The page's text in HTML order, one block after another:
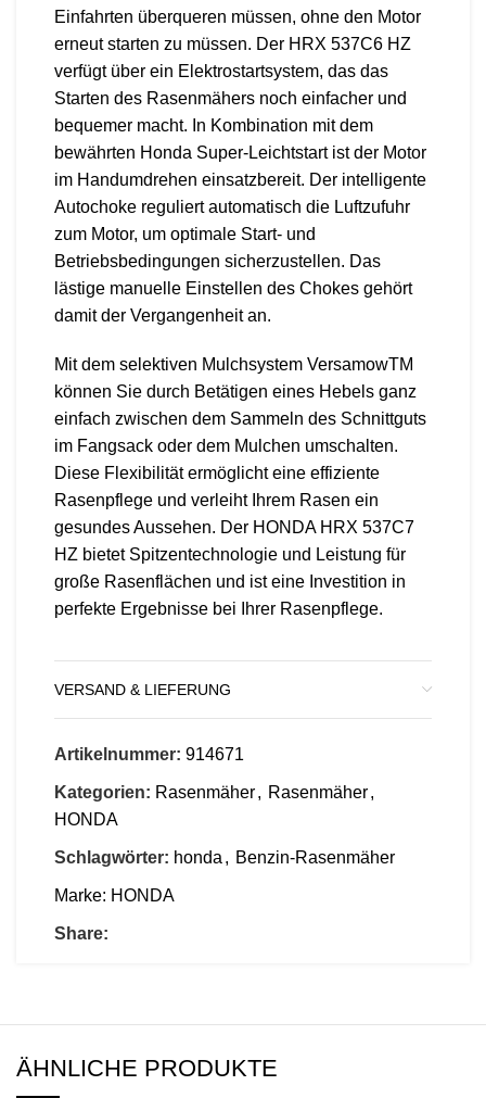
Einfahrten überqueren müssen, ohne den Motor
erneut starten zu müssen. Der HRX 537C6 HZ
verfügt über ein Elektrostartsystem, das das
Starten des Rasenmähers noch einfacher und
bequemer macht. In Kombination mit dem
bewährten Honda Super-Leichtstart ist der Motor
im Handumdrehen einsatzbereit. Der intelligente
Autochoke reguliert automatisch die Luftzufuhr
zum Motor, um optimale Start- und
Betriebsbedingungen sicherzustellen. Das
lästige manuelle Einstellen des Chokes gehört
damit der Vergangenheit an.
Mit dem selektiven Mulchsystem VersamowTM
können Sie durch Betätigen eines Hebels ganz
einfach zwischen dem Sammeln des Schnittguts
im Fangsack oder dem Mulchen umschalten.
Diese Flexibilität ermöglicht eine effiziente
Rasenpflege und verleiht Ihrem Rasen ein
gesundes Aussehen. Der HONDA HRX 537C7
HZ bietet Spitzentechnologie und Leistung für
große Rasenflächen und ist eine Investition in
perfekte Ergebnisse bei Ihrer Rasenpflege.
VERSAND & LIEFERUNG
Artikelnummer: 914671
Kategorien: Rasenmäher, Rasenmäher,
HONDA
Schlagwörter: honda , Benzin-Rasenmäher
Marke: HONDA
Share:
ÄHNLICHE PRODUKTE